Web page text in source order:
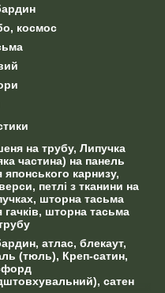
космос
на трубу, Липучка
частина) на панель
японського карнизу,
петлі з тканини на
шторна тасьма
гачків, шторна тасьма
атлас, блекаут,
(тюль), Креп-сатин,
сатен